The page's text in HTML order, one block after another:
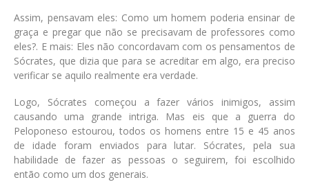
Assim, pensavam eles: Como um homem poderia ensinar de
graça e pregar que não se precisavam de professores como
eles?. E mais: Eles não concordavam com os pensamentos de
Sócrates, que dizia que para se acreditar em algo, era preciso
verificar se aquilo realmente era verdade.
Logo, Sócrates começou a fazer vários inimigos, assim
causando uma grande intriga. Mas eis que a guerra do
Peloponeso estourou, todos os homens entre 15 e 45 anos
de idade foram enviados para lutar. Sócrates, pela sua
habilidade de fazer as pessoas o seguirem, foi escolhido
então como um dos generais.